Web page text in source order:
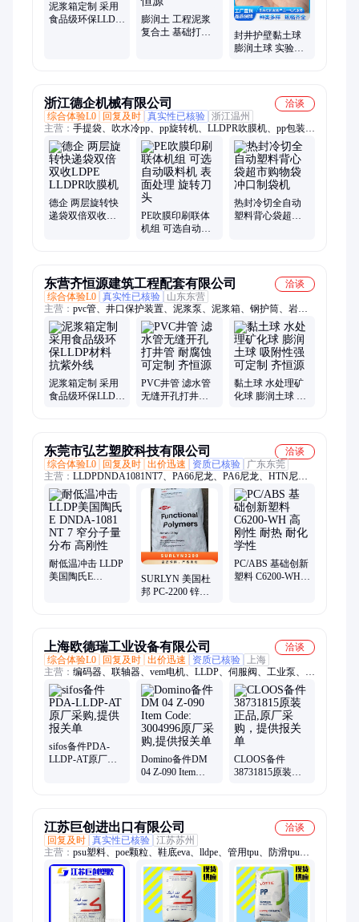
泥浆箱定制 采用
食品级环保LLDP
膨润土 工程泥浆
复合土 基础打桩
封井护壁黏土球
膨润土球 实验钻
浙江德企机械有限公司
洽谈
综合体验L0
回复及时 真实性已核验 浙江温州
主营： 手提袋、吹水冷pp、pp旋转机、LLDPR吹膜机、pp包装
袋、袋平口袋、吹膜机组、塑料辅机、地膜吹膜机、高速吹膜
机、口袋制袋机、专用吹膜机、高透明薄膜、塑料造粒机、塑料
吹膜机、热切制袋机、共挤吹膜机、高压吹膜机、薄膜吹膜机、
冷切制袋机、复合制袋机、迷你吹膜机、双膜头吹膜机、购物袋
制袋机、袋包装吹膜机、双机头吹膜机
德企 两层旋转快
递袋双倍双收
PE吹膜印刷联体
机组 可选自动吸
热封冷切全自动
塑料背心袋超市
东营齐恒源建筑工程配套有限公司
洽谈
综合体验L0 真实性已核验
山东东营
主营： pvc管、井口保护装置、泥浆泵、泥浆箱、钢护筒、岩芯
箱、石英砂、粘土球、膨润土、膨润土球、化学泥浆、咸阳宝石
钢丝绳、泥浆水带、桥式滤水管、黏土球、球墨铸铁管、泥浆
管、聚丙烯酰胺、泥沙分离器、防汛吨包
泥浆箱定制 采用
食品级环保LLDP
PVC井管 滤水管
无缝开孔打井管
黏土球 水处理矿
化球 膨润土球 吸
东莞市弘艺塑胶科技有限公司
洽谈
综合体验L0
回复及时 出价迅速 资质已核验
广东东莞
主营： LLDPDNDA1081NT7、PA66尼龙、PA6尼龙、HTN尼龙
树脂
耐低温冲击 LLDP
美国陶氏E
SURLYN 美国杜
邦 PC-2200 锌离
PC/ABS 基础创新
塑料 C6200-WH
上海欧德瑞工业设备有限公司
洽谈
综合体验L0
回复及时 出价迅速 资质已核验
上海
主营： 编码器、联轴器、vem电机、LLDP、伺服阀、工业泵、电
磁阀、减压阀、称重传感器、swo-mt8l-k夹爪、1490抗静电刷
sifos备件PDA-
LLDP-AT原厂采
Domino备件DM
04 Z-090 Item
CLOOS备件
38731815原装正
江苏巨创进出口有限公司
洽谈
回复及时 真实性已核验 江苏苏州
主营： psu塑料、poe颗粒、鞋底eva、lldpe、管用tpu、防滑tpu、
fr70m30v0、耐温度、eva醋酸、管材tpu、热熔胶、tpu电缆、胶
布poe、tpu鞋底、弹性tpu、冲击eva、涂层pfa、轮胎tpu、树脂
tpu、薄膜tpu、包装eva、eva材料、tpu包胶、透明eva、耐燃油、